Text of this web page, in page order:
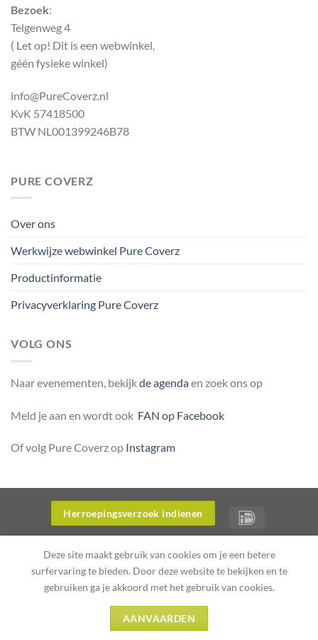
Bezoek:
Telgenweg 4
( Let op! Dit is een webwinkel,
géén fysieke winkel)
info@PureCoverz.nl
KvK 57418500
BTW NL001399246B78
PURE COVERZ
Over ons
Werkwijze webwinkel Pure Coverz
Productinformatie
Privacyverklaring Pure Coverz
VOLG ONS
Naar evenementen, bekijkde agendaen zoek ons op
Meld je aan en wordt ook FAN op Facebook
Of volg Pure Coverz op Instagram
Herroepingsverzoek indienen
OVER ONS
WERKWIJZE WEBWINKEL PURE COVERZ
PRODUCTINFORMATIE
PRIVACYVERKLARING PURE COVERZ
Copyright 2026 ©
Deze site maakt gebruik van cookies om je een betere
surfervaring te bieden. Door deze website te bekijken en te
gebruiken ga je akkoord met het gebruik van cookies.
AANVAARDEN